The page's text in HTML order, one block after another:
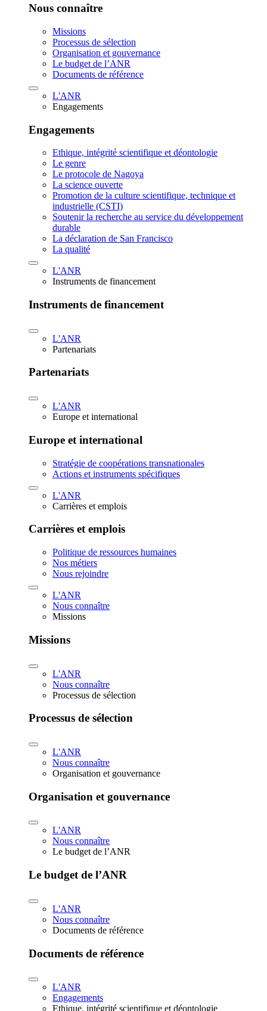
Nous connaître
Missions
Processus de sélection
Organisation et gouvernance
Le budget de l’ANR
Documents de référence
L'ANR
Engagements
Engagements
Ethique, intégrité scientifique et déontologie
Le genre
Le protocole de Nagoya
La science ouverte
Promotion de la culture scientifique, technique et
industrielle (CSTI)
Soutenir la recherche au service du développement
durable
La déclaration de San Francisco
La qualité
L'ANR
Instruments de financement
Instruments de financement
L'ANR
Partenariats
Partenariats
L'ANR
Europe et international
Europe et international
Stratégie de coopérations transnationales
Actions et instruments spécifiques
L'ANR
Carrières et emplois
Carrières et emplois
Politique de ressources humaines
Nos métiers
Nous rejoindre
L'ANR
Nous connaître
Missions
Missions
L'ANR
Nous connaître
Processus de sélection
Processus de sélection
L'ANR
Nous connaître
Organisation et gouvernance
Organisation et gouvernance
L'ANR
Nous connaître
Le budget de l’ANR
Le budget de l’ANR
L'ANR
Nous connaître
Documents de référence
Documents de référence
L'ANR
Engagements
Ethique, intégrité scientifique et déontologie